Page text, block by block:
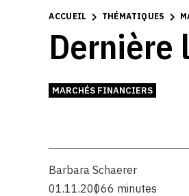
ACCUEIL THÉMATIQUES
Dernière
MARCHÉS FINANCIERS
Barbara Schaerer
01.11.20066 minutes